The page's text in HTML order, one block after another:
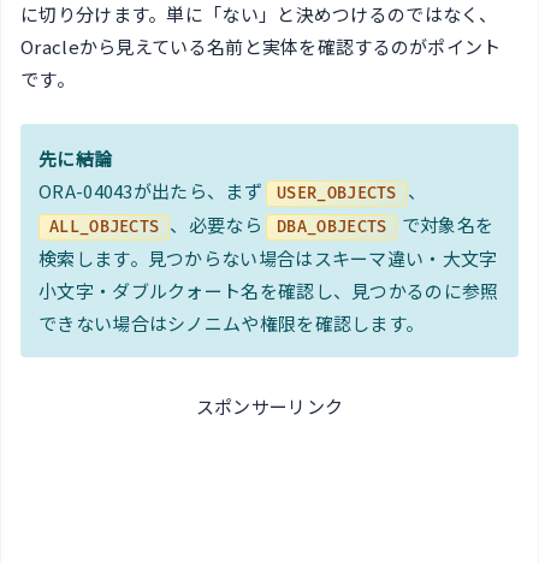
に切り分けます。単に「ない」と決めつけるのではなく、
Oracleから見えている名前と実体を確認するのがポイント
です。
先に結論
ORA-04043が出たら、まず USER_OBJECTS 、
ALL_OBJECTS 、必要なら DBA_OBJECTS
で対象名を
検索します。見つからない場合はスキーマ違い・大文字
小文字・ダブルクォート名を確認し、見つかるのに参照
できない場合はシノニムや権限を確認します。
スポンサーリンク